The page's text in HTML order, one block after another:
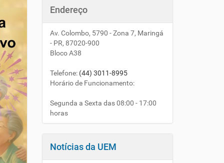
Endereço
Av. Colombo, 5790 - Zona 7, Maringá
- PR, 87020-900
Bloco A38
Telefone: (44) 3011-8995
Horário de Funcionamento:
Segunda a Sexta das 08:00 - 17:00
horas
Notícias da UEM